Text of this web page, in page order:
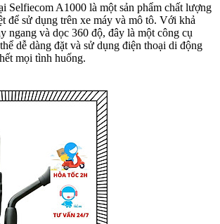
Selfiecom A1000 là một sản phẩm chất lượng
để sử dụng trên xe máy và mô tô. Với khả
ngang và dọc 360 độ, đây là một công cụ
dễ dàng đặt và sử dụng điện thoại di động
mọi tình huống.